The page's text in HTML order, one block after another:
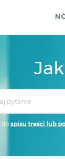
do spisu treści lub